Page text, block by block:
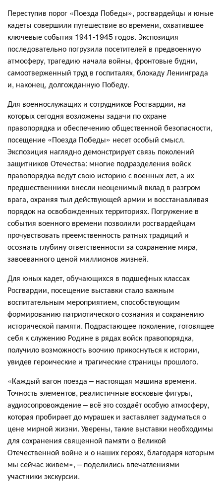
Переступив порог «Поезда Победы», росгвардейцы и юные
кадеты совершили путешествие во времени, охватившее
ключевые события 1941-1945 годов. Экспозиция
последовательно погрузила посетителей в предвоенную
атмосферу, трагедию начала войны, фронтовые будни,
самоотверженный труд в госпиталях, блокаду Ленинграда
и, наконец, долгожданную Победу.
Для военнослужащих и сотрудников Росгвардии, на
которых сегодня возложены задачи по охране
правопорядка и обеспечению общественной безопасности,
посещение «Поезда Победы» несет особый смысл.
Экспозиция наглядно демонстрирует связь поколений
защитников Отечества: многие подразделения войск
правопорядка ведут свою историю с военных лет, а их
предшественники внесли неоценимый вклад в разгром
врага, охраняя тыл действующей армии и восстанавливая
порядок на освобожденных территориях. Погружение в
события военного времени позволили росгвардейцам
прочувствовать преемственность ратных традиций и
осознать глубину ответственности за сохранение мира,
завоеванного ценой миллионов жизней.
Для юных кадет, обучающихся в подшефных классах
Росгвардии, посещение выставки стало важным
воспитательным мероприятием, способствующим
формированию патриотического сознания и сохранению
исторической памяти. Подрастающее поколение, готовящее
себя к служению Родине в рядах войск правопорядка,
получило возможность воочию прикоснуться к истории,
увидев героические и трагические страницы прошлого.
«Каждый вагон поезда – настоящая машина времени.
Точность элементов, реалистичные восковые фигуры,
аудиосопровождение – всё это создаёт особую атмосферу,
которая пробирает до мурашек и заставляет задуматься о
цене мирной жизни. Уверены, такие выставки необходимы
для сохранения священной памяти о Великой
Отечественной войне и о наших героях, благодаря которым
мы сейчас живем», – поделились впечатлениями
участники экскурсии.